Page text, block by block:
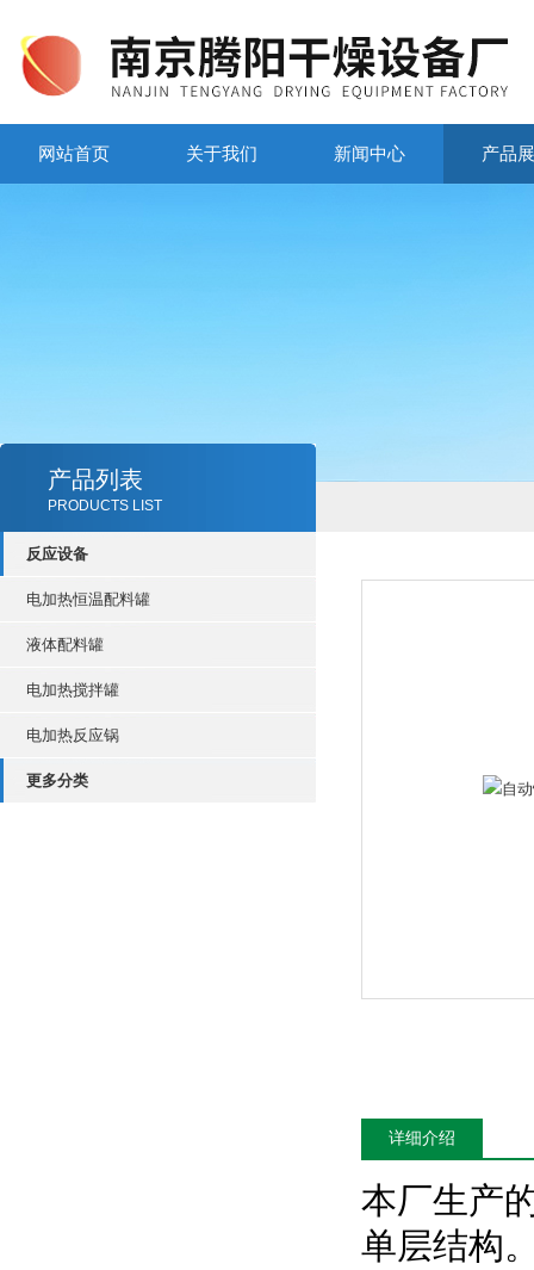
网站首页 关于我们 新闻中心 产品
产品列表
PRODUCTS LIST
反应设备
电加热恒温配料罐
液体配料罐
电加热搅拌罐
电加热反应锅
更多分类
详细介绍
本厂生产
单层结构